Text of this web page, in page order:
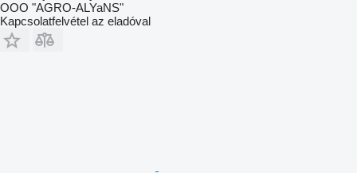
OOO "AGRO-ALYaNS"
Kapcsolatfelvétel az eladóval